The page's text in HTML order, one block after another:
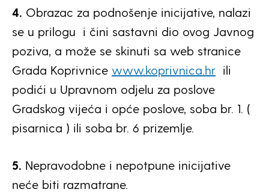
4. Obrazac za podnošenje inicijative, nalazi
se u prilogu i čini sastavni dio ovog Javnog
poziva, a može se skinuti sa web stranice
Grada Koprivnice www.koprivnica.hr ili
podići u Upravnom odjelu za poslove
Gradskog vijeća i opće poslove, soba br. 1. (
pisarnica ) ili soba br. 6 prizemlje.
5. Nepravodobne i nepotpune inicijative
neće biti razmatrane.